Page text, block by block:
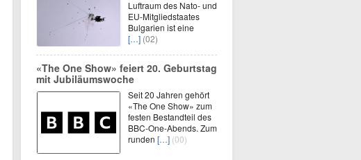
Luftraum des Nato- und
EU-Mitgliedstaates
Bulgarien ist eine
[…] (02)
«The One Show» feiert 20. Geburtstag
mit Jubiläumswoche
Seit 20 Jahren gehört
«The One Show» zum
festen Bestandteil des
BBC-One-Abends. Zum
runden […] (00)